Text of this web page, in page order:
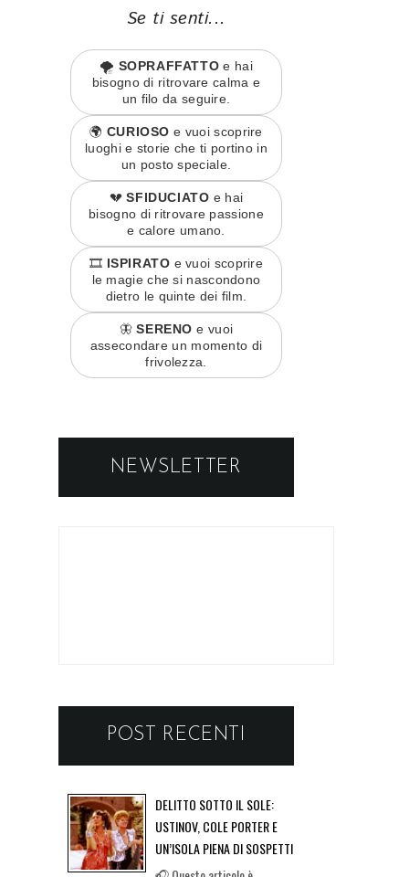
Se ti senti...
🌪️ SOPRAFFATTO e hai
bisogno di ritrovare calma e
un filo da seguire.
🌍 CURIOSO e vuoi scoprire
luoghi e storie che ti portino in
un posto speciale.
💔SFIDUCIATO e hai
bisogno di ritrovare passione
e calore umano.
🎞️ ISPIRATO e vuoi scoprire
le magie che si nascondono
dietro le quinte dei film.
🦋SERENO e vuoi
assecondare un momento di
frivolezza.
NEWSLETTER
POST RECENTI
DELITTO SOTTO IL SOLE:
USTINOV, COLE PORTER E
UN’ISOLA PIENA DI SOSPETTI